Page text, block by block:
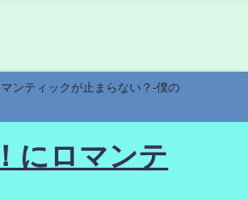
ンティックが止まらない？-僕の
にロマンテ